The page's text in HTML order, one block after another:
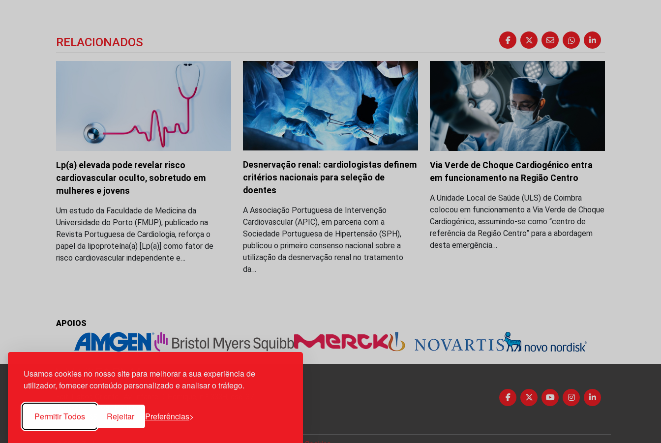
Usamos cookies no nosso site para melhorar a sua experiência de
utilizador, fornecer conteúdo personalizado e analisar o tráfego.
Permitir Todos Rejeitar Preferências
RELACIONADOS
Lp(a) elevada pode revelar risco
cardiovascular oculto, sobretudo em
mulheres e jovens
Um estudo da Faculdade de Medicina da
Universidade do Porto (FMUP), publicado na
Revista Portuguesa de Cardiologia, reforça o
papel da lipoproteína(a) [Lp(a)] como fator de
risco cardiovascular independente e…
Desnervação renal: cardiologistas definem
critérios nacionais para seleção de
doentes
A Associação Portuguesa de Intervenção
Cardiovascular (APIC), em parceria com a
Sociedade Portuguesa de Hipertensão (SPH),
publicou o primeiro consenso nacional sobre a
utilização da desnervação renal no tratamento
da…
Via Verde de Choque Cardiogénico entra
em funcionamento na Região Centro
A Unidade Local de Saúde (ULS) de Coimbra
colocou em funcionamento a Via Verde de Choque
Cardiogénico, assumindo-se como “centro de
referência da Região Centro” para a abordagem
desta emergência…
APOIOS
1800-282 Lisboa | Portugal
21 850 40 65